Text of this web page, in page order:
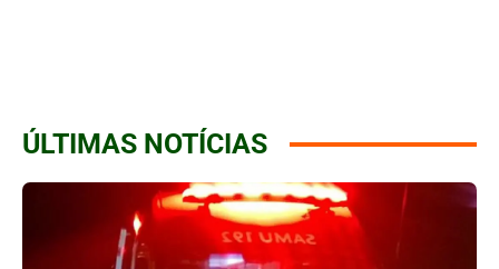
ÚLTIMAS NOTÍCIAS